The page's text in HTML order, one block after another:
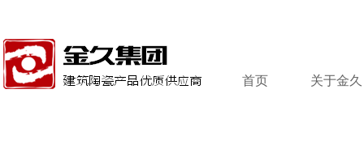
首页 关于金久